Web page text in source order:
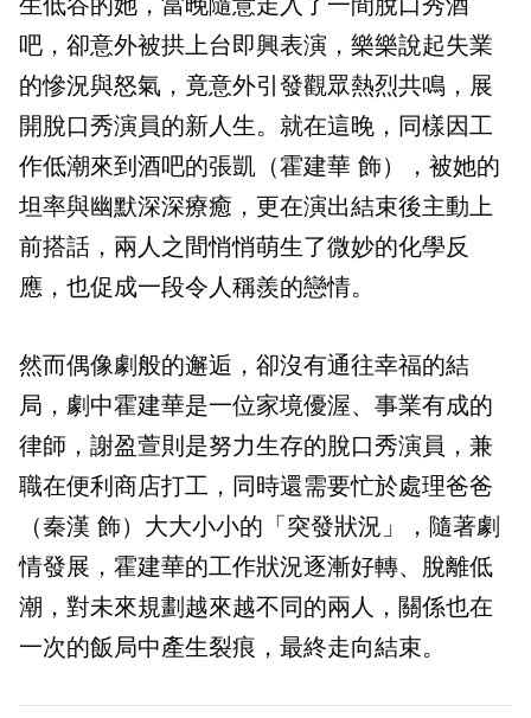
吧，卻意外被拱上台即興表演，樂樂說起失業
的慘況與怒氣，竟意外引發觀眾熱烈共鳴，展
開脫口秀演員的新人生。就在這晚，同樣因工
作低潮來到酒吧的張凱（霍建華 飾），被她的
坦率與幽默深深療癒，更在演出結束後主動上
前搭話，兩人之間悄悄萌生了微妙的化學反
應，也促成一段令人稱羨的戀情。
然而偶像劇般的邂逅，卻沒有通往幸福的結
局，劇中霍建華是一位家境優渥、事業有成的
律師，謝盈萱則是努力生存的脫口秀演員，兼
職在便利商店打工，同時還需要忙於處理爸爸
（秦漢 飾）大大小小的「突發狀況」，隨著劇
情發展，霍建華的工作狀況逐漸好轉、脫離低
潮，對未來規劃越來越不同的兩人，關係也在
一次的飯局中產生裂痕，最終走向結束。